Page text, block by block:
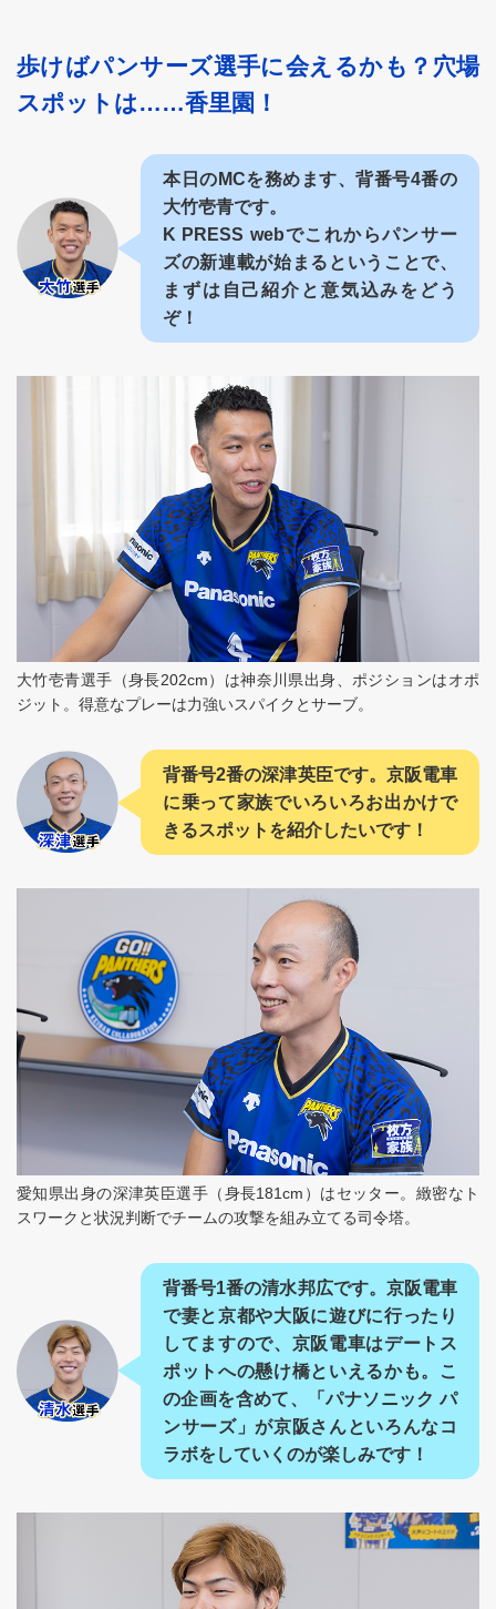
歩けばパンサーズ選手に会えるかも？穴場
スポットは……香里園！
本日のMCを務めます、背番号4番の
大竹壱青です。
K PRESS webでこれからパンサー
ズの新連載が始まるということで、
まずは自己紹介と意気込みをどう
ぞ！
大竹壱青選手（身長202cm）は神奈川県出身、ポジションはオポ
ジット。得意なプレーは力強いスパイクとサーブ。
背番号2番の深津英臣です。京阪電車
に乗って家族でいろいろお出かけで
きるスポットを紹介したいです！
愛知県出身の深津英臣選手（身長181cm）はセッター。緻密なト
スワークと状況判断でチームの攻撃を組み立てる司令塔。
背番号1番の清水邦広です。京阪電車
で妻と京都や大阪に遊びに行ったり
してますので、京阪電車はデートス
ポットへの懸け橋といえるかも。こ
の企画を含めて、「パナソニック パ
ンサーズ」が京阪さんといろんなコ
ラボをしていくのが楽しみです！